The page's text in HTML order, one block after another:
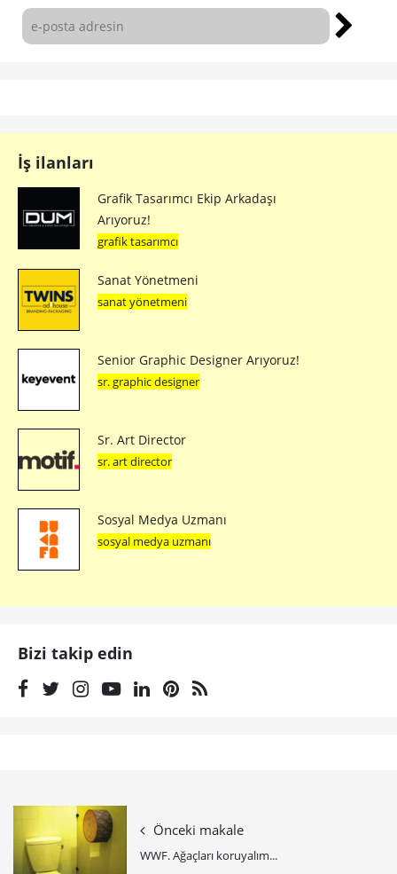
İş ilanları
Grafik Tasarımcı Ekip Arkadaşı
Arıyoruz!
grafik tasarımcı
Sanat Yönetmeni
sanat yönetmeni
Senior Graphic Designer Arıyoruz!
sr. graphic designer
Sr. Art Director
sr. art director
Sosyal Medya Uzmanı
sosyal medya uzmanı
Bizi takip edin
Önceki makale
WWF. Ağaçları koruyalım...